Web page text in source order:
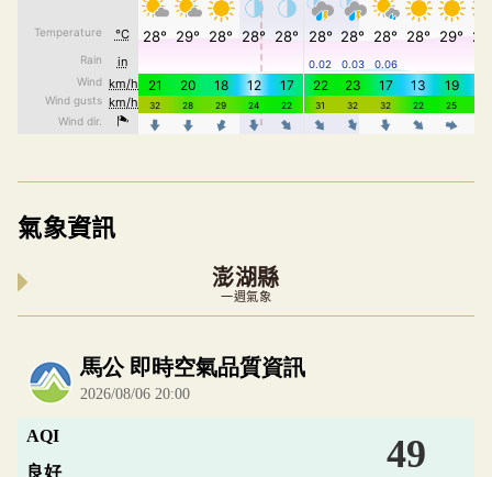
氣象資訊
澎湖縣
一週氣象
內嵌空氣品質小工具為視覺預覽，完整即時空